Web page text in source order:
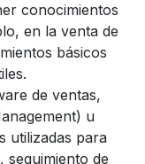
conocimientos
en la venta de
básicos
de ventas,
u
utilizadas para
seguimiento de